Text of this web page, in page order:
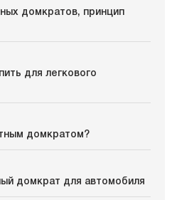
домкратов, принцип
для легкового
домкратом?
домкрат для автомобиля